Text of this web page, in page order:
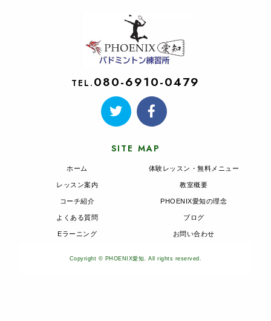
TEL. 080-6910-0479
SITE MAP
ホーム
レッスン案内
コーチ紹介
よくある質問
Eラーニング
体験レッスン・無料メニュー
教室概要
PHOENIX愛知の理念
ブログ
お問い合わせ
Copyright © PHOENIX愛知. All rights reserved.